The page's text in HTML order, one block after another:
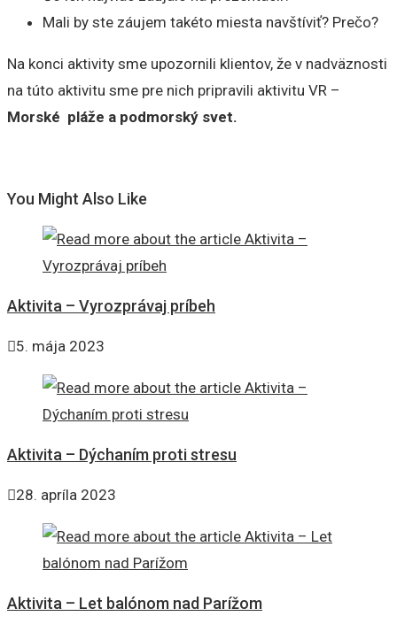
Mali by ste záujem takéto miesta navštíviť? Prečo?
Na konci aktivity sme upozornili klientov, že v nadväznosti
na túto aktivitu sme pre nich pripravili aktivitu VR –
Morské pláže a podmorský svet.
You Might Also Like
Aktivita – Vyrozprávaj príbeh
5. mája 2023
Aktivita – Dýchaním proti stresu
28. apríla 2023
Aktivita – Let balónom nad Parížom